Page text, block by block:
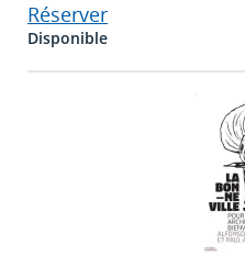
Réserver
Disponible